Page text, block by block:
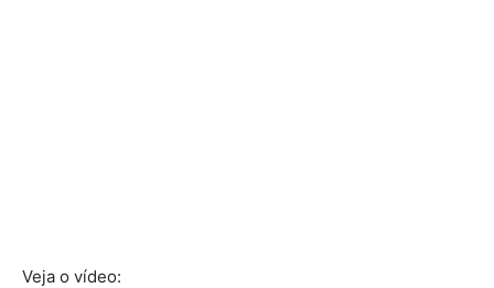
Veja o vídeo: